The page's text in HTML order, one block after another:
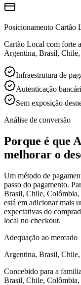
Posicionamento Cartão
Cartão Local com forte
Argentina, Brasil,
Infraestrutura de
Autenticação
Sem exposição
Análise de conversão
Porque é que
melhorar o
Um método de
passo do pagamento.
Brasil, Chile, Colômbia,
está em adicionar mais
expectativas do
local no checkout.
Adequação ao mercado
Argentina, Brasil,
Concebido para a
Brasil, Chile,